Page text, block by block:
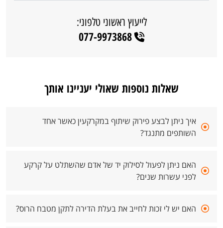
לייעוץ ראשוני טלפוני:
077-9973868
שאלות נוספות שאולי יעניינו אותך
איך ניתן לבצע פירוק שיתוף במקרקעין כאשר אחד
השותפים מתנגד?
האם ניתן לפעול לסילוק יד של אדם שהשתלט על קרקע
לפני עשרות שנים?
האם יש לי זכות לחייב את בעלת הדירה לתקן מטבח הרוס?